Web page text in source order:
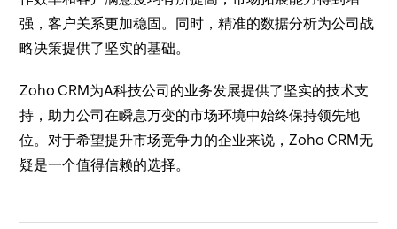
强，客户关系更加稳固。同时，精准的数据分析为公司战
略决策提供了坚实的基础。
Zoho CRM为A科技公司的业务发展提供了坚实的技术支
持，助力公司在瞬息万变的市场环境中始终保持领先地
位。对于希望提升市场竞争力的企业来说，Zoho CRM无
疑是一个值得信赖的选择。